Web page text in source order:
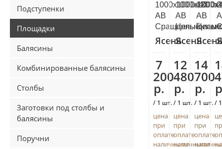
Подступенки
Площадки
Балясины
Комбинированные балясины
Столбы
Заготовки под столбы и
балясины
Поручни
1000х1000х40
АВ
Сращенный
Ясень
7
200
р.
/ 1 шт.
цена
при
оплате
наличными
АВ
Ясень
12
480
р.
/ 1 шт.
цена
при
оплате
наличными
АВ
14
700
р.
/ 1 шт.
цена
при
оплате
/